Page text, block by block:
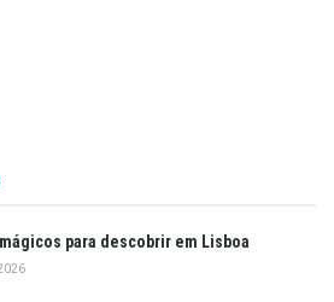
para descobrir em Lisboa